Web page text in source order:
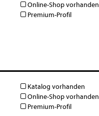
Online-Shop vorhanden
Premium-Profil
Katalog vorhanden
Online-Shop vorhanden
Premium-Profil